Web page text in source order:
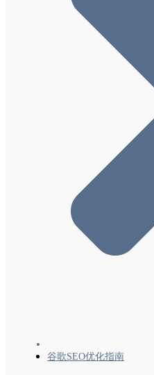
雇主总体
构化数据
估算工资
活动
事实核查
常见问题
Answer）结构
居家活动
Google 图
职位搜索
学习视频
Clip）结构化
本地商家
产品/商品
谷歌SEO优化指南